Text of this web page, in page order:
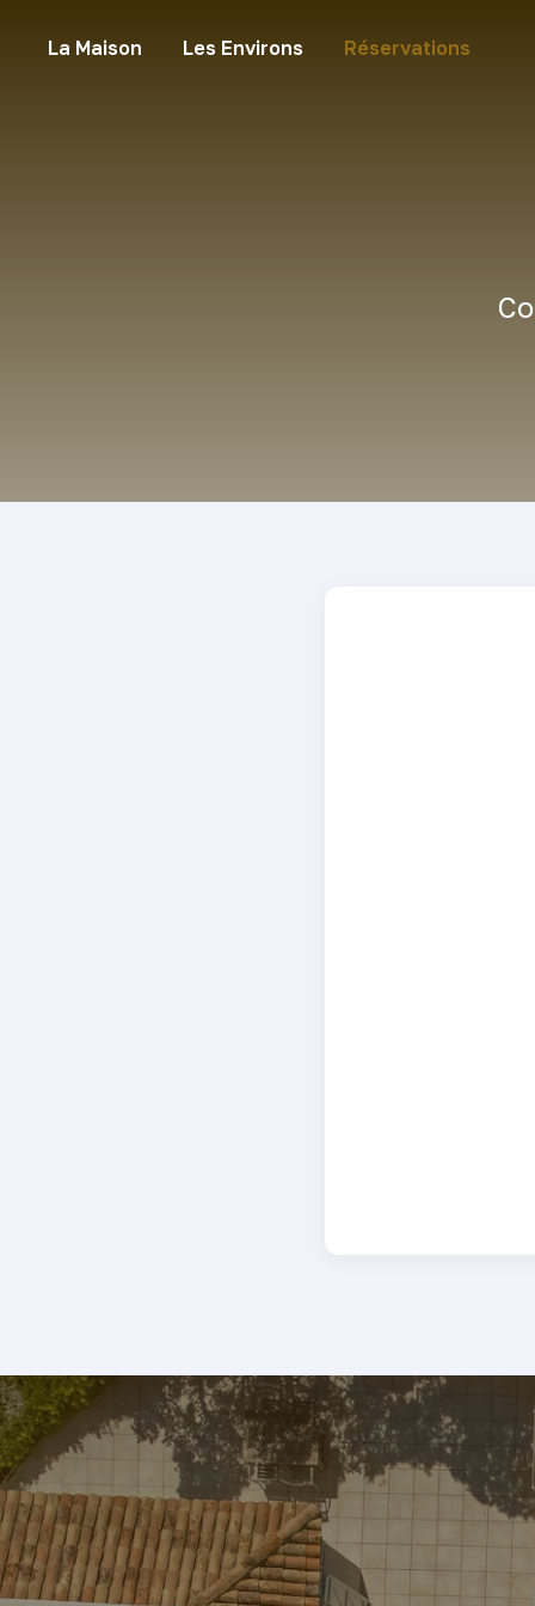
La Maison Les Environs Réservations